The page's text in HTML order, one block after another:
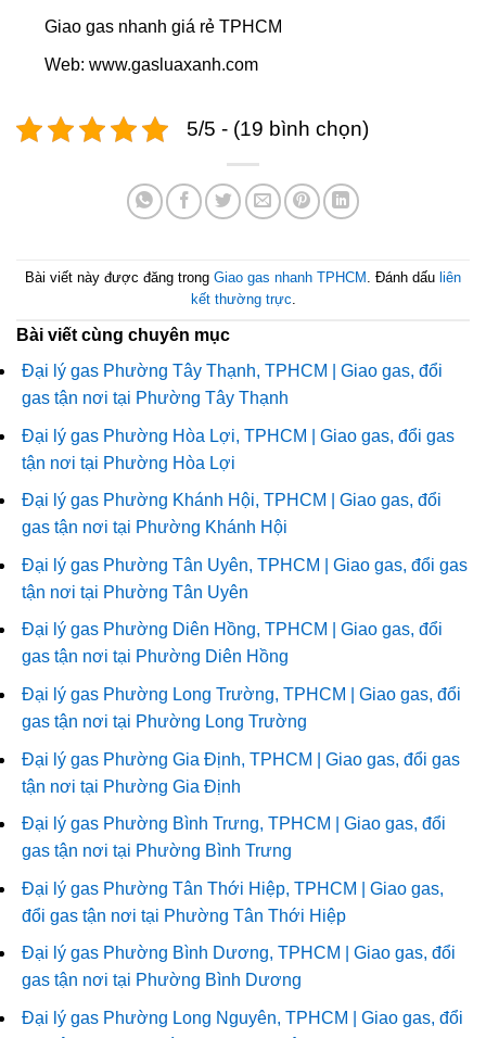
Giao gas nhanh giá rẻ TPHCM
Web: www.gasluaxanh.com
5/5 - (19 bình chọn)
Bài viết này được đăng trong Giao gas nhanh TPHCM . Đánh dấu liên
kết thường trực.
Bài viết cùng chuyên mục
Đại lý gas Phường Tây Thạnh, TPHCM | Giao gas, đổi
gas tận nơi tại Phường Tây Thạnh
Đại lý gas Phường Hòa Lợi, TPHCM | Giao gas, đổi gas
tận nơi tại Phường Hòa Lợi
Đại lý gas Phường Khánh Hội, TPHCM | Giao gas, đổi
gas tận nơi tại Phường Khánh Hội
Đại lý gas Phường Tân Uyên, TPHCM | Giao gas, đổi gas
tận nơi tại Phường Tân Uyên
Đại lý gas Phường Diên Hồng, TPHCM | Giao gas, đổi
gas tận nơi tại Phường Diên Hồng
Đại lý gas Phường Long Trường, TPHCM | Giao gas, đổi
gas tận nơi tại Phường Long Trường
Đại lý gas Phường Gia Định, TPHCM | Giao gas, đổi gas
tận nơi tại Phường Gia Định
Đại lý gas Phường Bình Trưng, TPHCM | Giao gas, đổi
gas tận nơi tại Phường Bình Trưng
Đại lý gas Phường Tân Thới Hiệp, TPHCM | Giao gas,
đổi gas tận nơi tại Phường Tân Thới Hiệp
Đại lý gas Phường Bình Dương, TPHCM | Giao gas, đổi
gas tận nơi tại Phường Bình Dương
Đại lý gas Phường Long Nguyên, TPHCM | Giao gas, đổi